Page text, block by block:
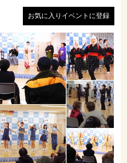
お気に入りイベントに登録